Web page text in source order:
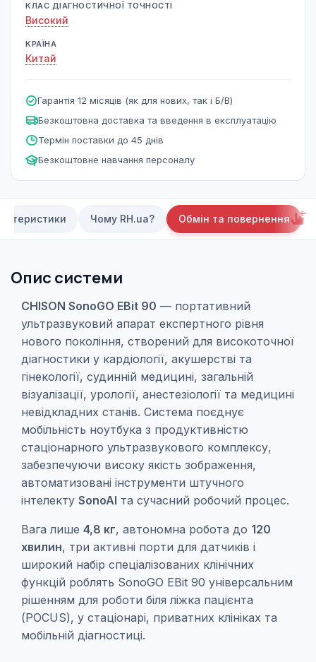
КЛАС ДІАГНОСТИЧНОЇ ТОЧНОСТІ
Високий
КРАЇНА
Китай
Гарантія 12 місяців (як для нових, так і Б/В)
Безкоштовна доставка та введення в експлуатацію
Термін поставки до 45 днів
Безкоштовне навчання персоналу
Чому RH.ua? Обмін та повернення
Опис системи
CHISON SonoGO EBit 90 — портативний
ультразвуковий апарат експертного рівня
нового покоління, створений для високоточної
діагностики у кардіології, акушерстві та
гінекології, судинній медицині, загальній
візуалізації, урології, анестезіології та медицині
невідкладних станів. Система поєднує
мобільність ноутбука з продуктивністю
стаціонарного ультразвукового комплексу,
забезпечуючи високу якість зображення,
автоматизовані інструменти штучного
інтелекту SonoAI та сучасний робочий процес.
Вага лише 4,8 кг, автономна робота до 120
хвилин, три активні порти для датчиків і
широкий набір спеціалізованих клінічних
функцій роблять SonoGO EBit 90 універсальним
рішенням для роботи біля ліжка пацієнта
(POCUS), у стаціонарі, приватних клініках та
мобільній діагностиці.